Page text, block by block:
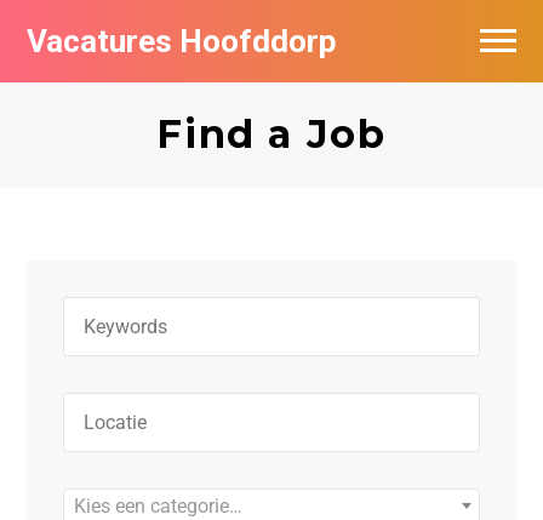
Vacatures Hoofddorp
Find a Job
Kies een categorie…
Vacatures per bedrijf in Hoofddorp